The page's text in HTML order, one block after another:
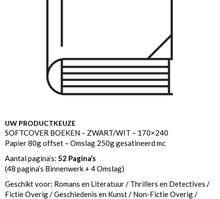
UW PRODUCTKEUZE
SOFTCOVER BOEKEN – ZWART/WIT – 170×240
Papier 80g offset – Omslag 250g gesatineerd mc
Aantal pagina’s: 52 Pagina’s
(48 pagina’s Binnenwerk + 4 Omslag)
Geschikt voor: Romans en Literatuur / Thrillers en Detectives /
Fictie Overig / Geschiedenis en Kunst / Non-Fictie Overig /